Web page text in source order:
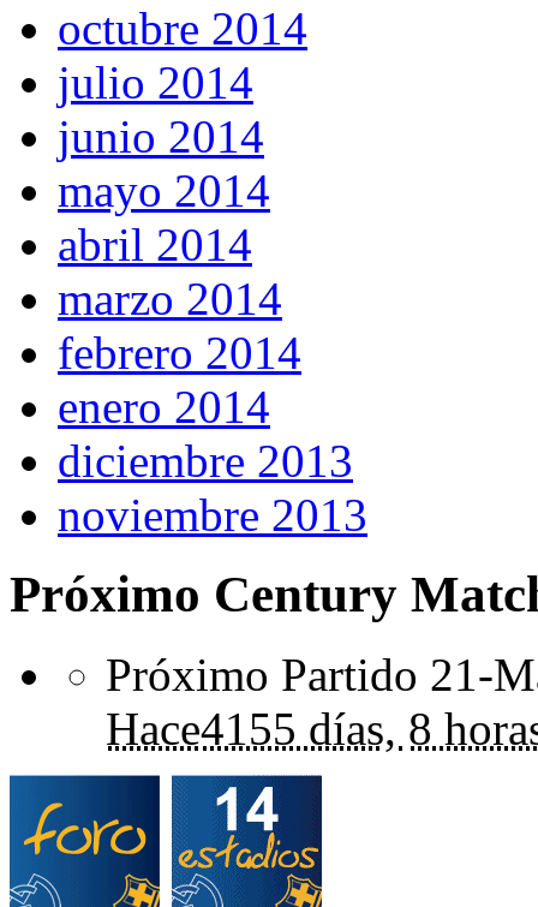
octubre 2014
julio 2014
junio 2014
mayo 2014
abril 2014
marzo 2014
febrero 2014
enero 2014
diciembre 2013
noviembre 2013
Próximo Century
Próximo Partido 21-
Hace4155 días, 8